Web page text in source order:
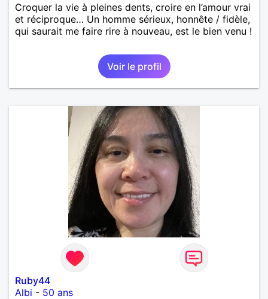
Croquer la vie à pleines dents, croire en l’amour vrai
et réciproque… Un homme sérieux, honnête / fidèle,
qui saurait me faire rire à nouveau, est le bien venu !
Voir le profil
Ruby44
Albi - 50 ans